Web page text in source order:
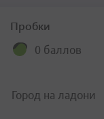
Пробки
0 баллов
Город на ладони